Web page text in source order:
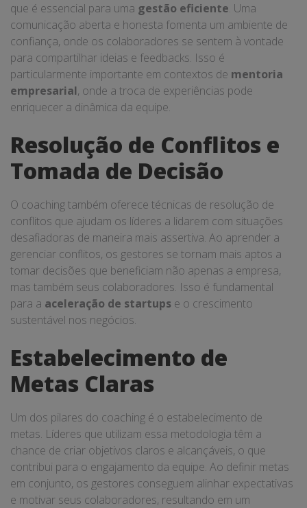
que é essencial para uma gestão eficiente. Uma
comunicação aberta e honesta fomenta um ambiente de
confiança, onde os colaboradores se sentem à vontade
para compartilhar ideias e feedbacks. Isso é
particularmente importante em contextos de mentoria
empresarial, onde a troca de experiências pode
enriquecer a dinâmica da equipe.
Resolução de Conflitos e
Tomada de Decisão
O coaching também oferece técnicas de resolução de
conflitos que ajudam os líderes a lidarem com situações
desafiadoras de maneira mais assertiva. Ao aprender a
gerenciar conflitos, os gestores se tornam mais aptos a
tomar decisões que beneficiam não apenas a empresa,
mas também seus colaboradores. Isso é fundamental
para a aceleração de startups e o crescimento
sustentável nos negócios.
Estabelecimento de
Metas Claras
Um dos pilares do coaching é o estabelecimento de
metas. Líderes que utilizam essa metodologia têm a
chance de criar objetivos claros e alcançáveis, o que
contribui para o engajamento da equipe. Ao definir metas
em conjunto, os gestores conseguem alinhar expectativas
e motivar seus colaboradores, resultando em um